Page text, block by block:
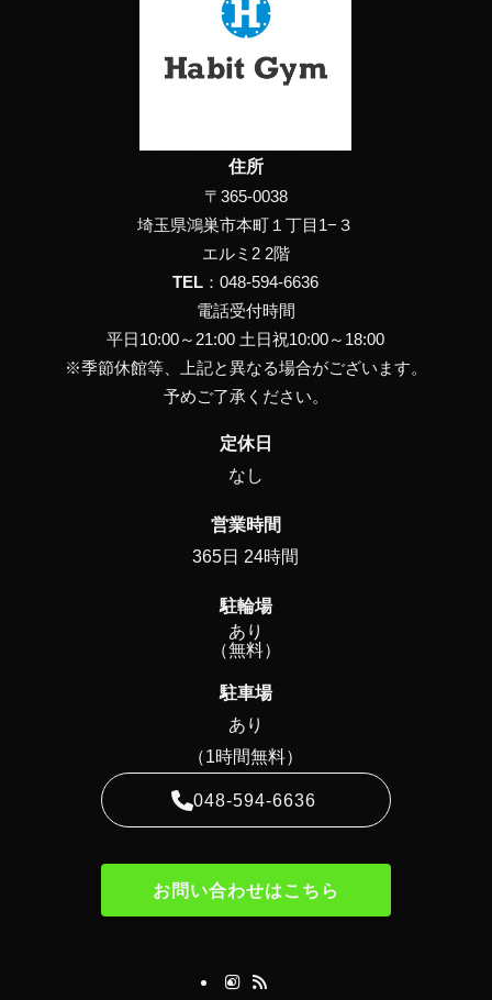
住所
〒365-0038
埼玉県鴻巣市本町１丁目1−３
エルミ2 2階
TEL ：048-594-6636
電話受付時間
平日10:00～21:00 土日祝10:00～18:00
※季節休館等、上記と異なる場合がございます。
予めご了承ください。
定休日
なし
営業時間
365日 24時間
駐輪場
あり
（無料）
駐車場
あり
（1時間無料）
048-594-6636
お問い合わせはこちら